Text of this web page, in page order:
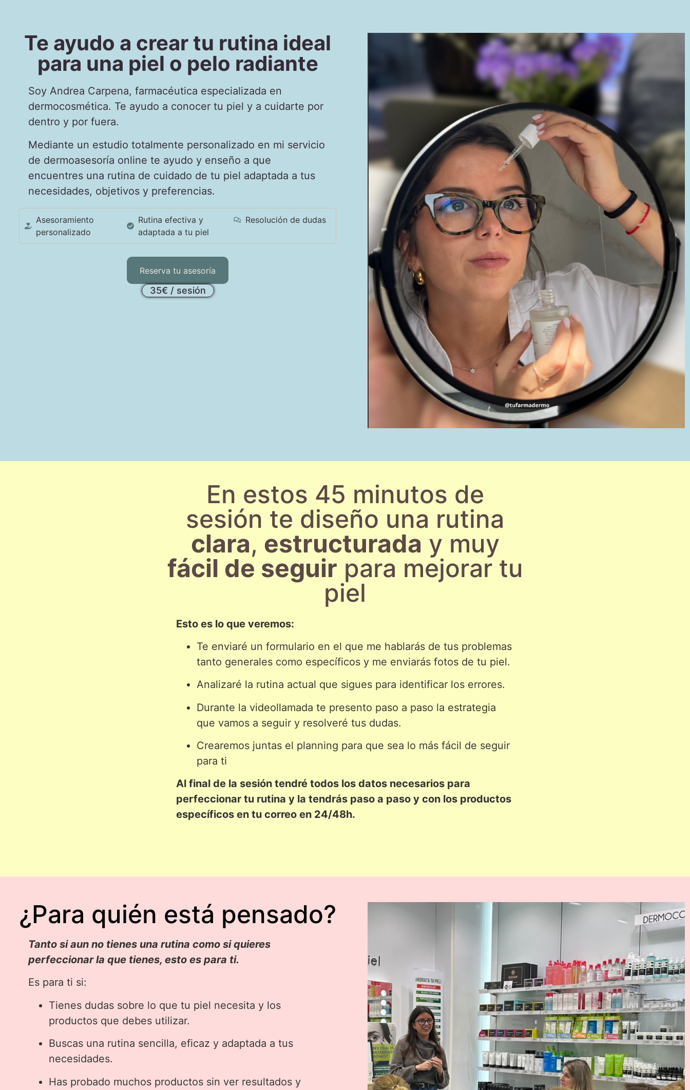
Te ayudo a crear tu rutina ideal
para una piel o pelo radiante
Soy Andrea Carpena, farmacéutica especializada en
dermocosmética. Te ayudo a conocer tu piel y a cuidarte por
dentro y por fuera.
Mediante un estudio totalmente personalizado en mi servicio
de dermoasesoría online te ayudo y enseño a que
encuentres una rutina de cuidado de tu piel adaptada a tus
necesidades, objetivos y preferencias.
Asesoramiento
personalizado
Rutina efectiva y
adaptada a tu piel
Resolución de dudas
Reserva tu asesoría
35€ / sesión
En estos 45 minutos de
sesión te diseño una rutina
clara, estructurada y muy
fácil de seguir para mejorar tu
piel
Esto es lo que veremos:
Te enviaré un formulario en el que me hablarás de tus problemas
tanto generales como específicos y me enviarás fotos de tu piel.
Analizaré la rutina actual que sigues para identificar los errores.
Durante la videollamada te presento paso a paso la estrategia
que vamos a seguir y resolveré tus dudas.
Crearemos juntas el planning para que sea lo más fácil de seguir
para ti
Al final de la sesión tendré todos los datos necesarios para
perfeccionar tu rutina y la tendrás paso a paso y con los productos
específicos en tu correo en 24/48h.
¿Para quién está pensado?
Tanto si aun no tienes una rutina como si quieres
perfeccionar la que tienes, esto es para ti.
Es para ti si:
Tienes dudas sobre lo que tu piel necesita y los
productos que debes utilizar.
Buscas una rutina sencilla, eficaz y adaptada a tus
necesidades.
Has probado muchos productos sin ver resultados y